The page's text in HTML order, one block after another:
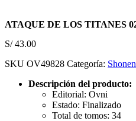
ATAQUE DE LOS TITANES
S/43.00
SKU OV49828 Categoría: Shonen
Descripción del producto:
Editorial: Ovni
Estado: Finalizado
Total de tomos: 34